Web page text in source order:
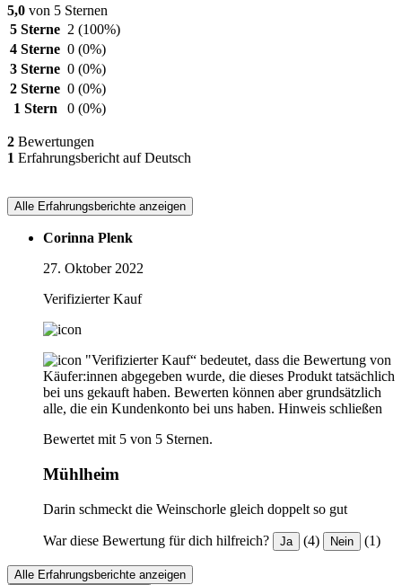
5,0 von 5 Sternen
5 Sterne 2 (100%)
4 Sterne 0 (0%)
3 Sterne 0 (0%)
2 Sterne 0 (0%)
1 Stern
0 (0%)
2 Bewertungen
1 Erfahrungsbericht auf Deutsch
Alle Erfahrungsberichte anzeigen
Corinna Plenk
27. Oktober 2022
Verifizierter Kauf
"Verifizierter Kauf“ bedeutet, dass die Bewertung von
Käufer:innen abgegeben wurde, die dieses Produkt tatsächlich
bei uns gekauft haben. Bewerten können aber grundsätzlich
alle, die ein Kundenkonto bei uns haben. Hinweis schließen
Bewertet mit 5 von 5 Sternen.
Mühlheim
Darin schmeckt die Weinschorle gleich doppelt so gut
War diese Bewertung für dich hilfreich? Ja (4) Nein (1)
Alle Erfahrungsberichte anzeigen